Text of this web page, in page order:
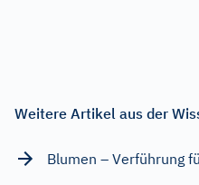
Weitere Artikel aus der
Blumen – Verführung